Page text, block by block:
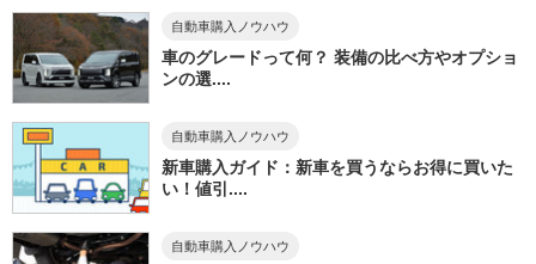
自動車購入ノウハウ
車のグレードって何？ 装備の比べ方やオプショ
ンの選....
自動車購入ノウハウ
新車購入ガイド：新車を買うならお得に買いた
い！値引....
自動車購入ノウハウ